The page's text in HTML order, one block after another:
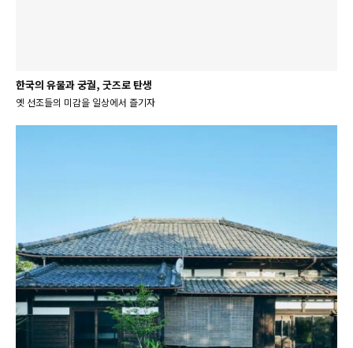
한국의 유물과 궁궐, 굿즈로 탄생
옛 선조들의 미감을 일상에서 즐기자